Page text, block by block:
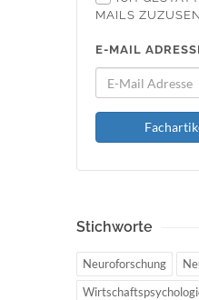
MAILS
E-MAIL
Stichworte
Neuroforschung